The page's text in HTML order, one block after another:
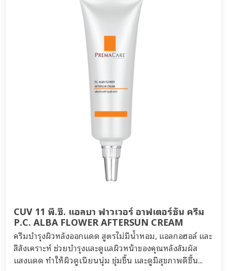
CUV 11 พี.ซี. แอลบา ฟาวเวอร์ อาฟเตอร์ซัน ครีม
P.C. ALBA FLOWER AFTERSUN CREAM
ครีมบำรุงผิวหลังออกแดด สูตรไม่มีน้ำหอม, แอลกอฮอล์ และ
สีสังเคราะห์ ช่วยบำรุงและดูแลผิวหน้าของคุณหลังสัมผัส
แสงแดด ทำให้ผิวดูเนียนนุ่ม ชุ่มชื้น และดูมีสุขภาพดีขึ้น...